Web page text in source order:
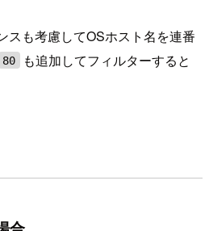
スも考慮してOSホスト名を連番
80
も追加してフィルターすると